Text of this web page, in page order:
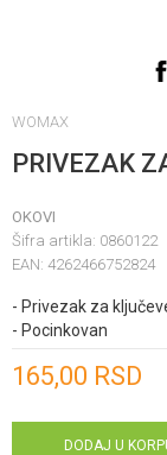
WOMAX
PRIVEZAK
OKOVI
Šifra artikla: 0860122
EAN: 4262466752824
- Privezak za
- Pocinkovan
165,00 RSD
DODAJ U